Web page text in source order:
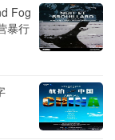
Fog
暴行